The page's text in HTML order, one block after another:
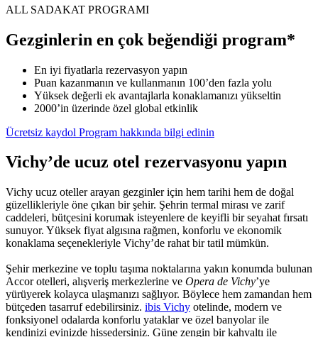
ALL SADAKAT PROGRAMI
Gezginlerin en çok beğendiği program*
En iyi fiyatlarla rezervasyon yapın
Puan kazanmanın ve kullanmanın 100’den fazla yolu
Yüksek değerli ek avantajlarla konaklamanızı yükseltin
2000’in üzerinde özel global etkinlik
Ücretsiz kaydol Program hakkında bilgi edinin
Vichy’de ucuz otel rezervasyonu yapın
Vichy ucuz oteller arayan gezginler için hem tarihi hem de doğal
güzellikleriyle öne çıkan bir şehir. Şehrin termal mirası ve zarif
caddeleri, bütçesini korumak isteyenlere de keyifli bir seyahat fırsatı
sunuyor. Yüksek fiyat algısına rağmen, konforlu ve ekonomik
konaklama seçenekleriyle Vichy’de rahat bir tatil mümkün.
Şehir merkezine ve toplu taşıma noktalarına yakın konumda bulunan
Accor otelleri, alışveriş merkezlerine ve Opera de Vichy’ye
yürüyerek kolayca ulaşmanızı sağlıyor. Böylece hem zamandan hem
bütçeden tasarruf edebilirsiniz. ibis Vichy otelinde, modern ve
fonksiyonel odalarda konforlu yataklar ve özel banyolar ile
kendinizi evinizde hissedersiniz. Güne zengin bir kahvaltı ile